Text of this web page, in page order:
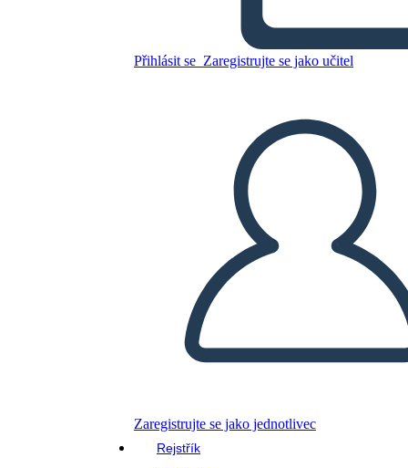
Přihlásit se Zaregistrujte se jako učitel
Zaregistrujte se jako jednotlivec
Rejstřík
PŘEHRÁT PREZENTACI
PŘEČTI MI